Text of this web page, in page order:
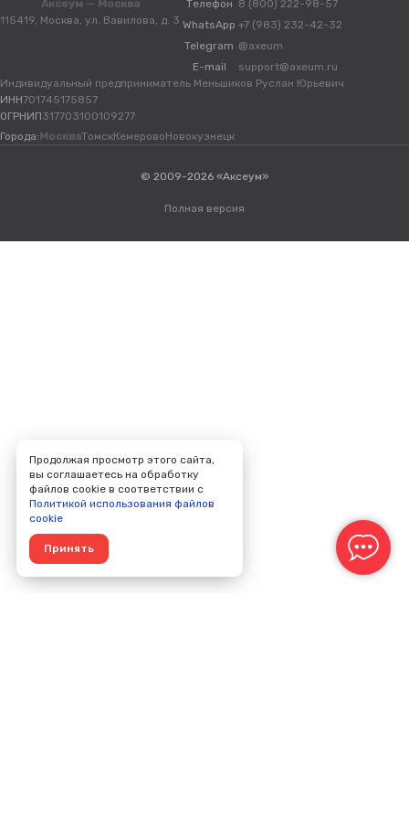
Аксеум — Москва
115419, Москва, ул. Вавилова, д. 3
Телефон 8 (800) 222-98-57
WhatsApp +7 (983) 232-42-32
Telegram @axeum
E-mail
support@axeum.ru
Индивидуальный предприниматель Меньшиков Руслан Юрьевич
ИНН701745175857
ОГРНИП317703100109277
Города: МоскваТомскКемеровоНовокузнецк
© 2009-2026 «Аксеум»
Полная версия
Продолжая просмотр этого сайта,
вы соглашаетесь на обработку
файлов cookie в соответствии с
Политикой использования файлов
cookie
Принять